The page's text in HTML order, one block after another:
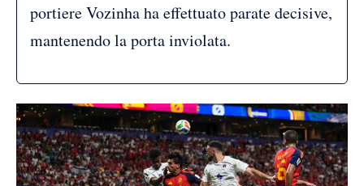
portiere Vozinha ha effettuato parate decisive,
mantenendo la porta inviolata.